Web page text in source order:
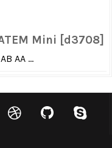
Mini [d3708]
AA ...